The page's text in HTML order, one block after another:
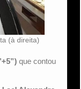
(à direita)
que contou